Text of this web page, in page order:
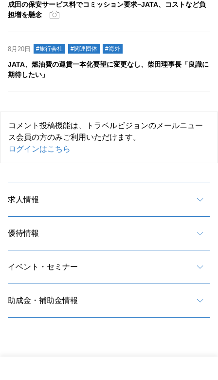
成田の保安サービス料でコミッション要求−JATA、コストなど負
担増を懸念
8月20日 #旅行会社 #関連団体 #海外
JATA、燃油費の運賃一本化要望に変更なし、柴田理事長「良識に
期待したい」
コメント投稿機能は、トラベルビジョンのメールニュー
ス会員の方のみご利用いただけます。
ログインはこちら
求人情報
優待情報
イベント・セミナー
助成金・補助金情報